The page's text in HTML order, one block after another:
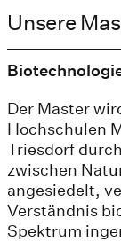
Unsere
Der Master
Hochschulen
Triesdorf
zwischen
angesiedelt,
Verständnis
Spektrum